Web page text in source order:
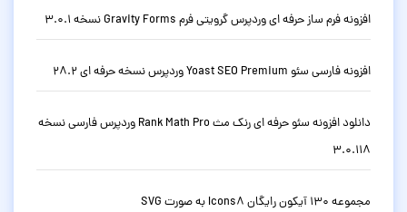
افزونه فرم ساز حرفه ای وردپرس گرویتی فرم Gravity Forms نسخه 3.0.1
افزونه فارسی سئو Yoast SEO Premium وردپرس نسخه حرفه ای 28.2
دانلود افزونه سئو حرفه ای رنک مث Rank Math Pro وردپرس فارسی نسخه
3.0.118
مجموعه 130 آیکون رایگان Icons8 به صورت SVG